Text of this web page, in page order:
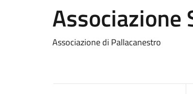
Associazione
Associazione di Pallacanestro